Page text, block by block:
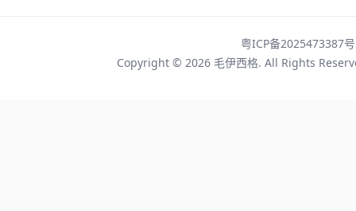
粤ICP备2025473387号
Copyright © 2026 毛伊西格. All Rights